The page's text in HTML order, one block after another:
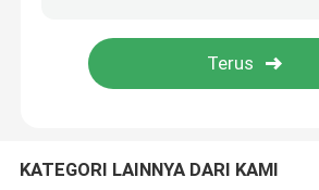
Motor DC Tegangan Tinggi
KATEGORI LAINNYA DARI KAMI